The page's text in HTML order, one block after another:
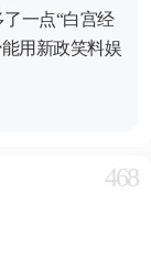
一点“白宫经
用新政笑料娱
468